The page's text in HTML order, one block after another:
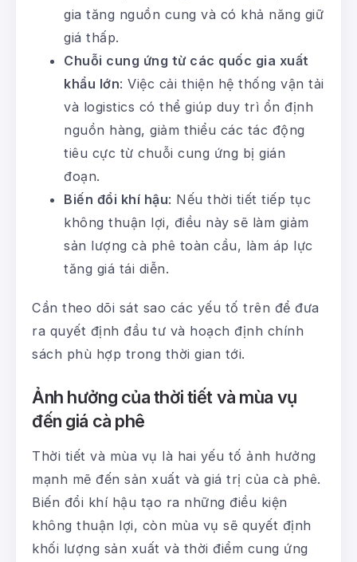
gia tăng nguồn cung và có khả năng giữ
giá thấp.
Chuỗi cung ứng từ các quốc gia xuất
khẩu lớn: Việc cải thiện hệ thống vận tải
và logistics có thể giúp duy trì ổn định
nguồn hàng, giảm thiểu các tác động
tiêu cực từ chuỗi cung ứng bị gián
đoạn.
Biến đổi khí hậu: Nếu thời tiết tiếp tục
không thuận lợi, điều này sẽ làm giảm
sản lượng cà phê toàn cầu, làm áp lực
tăng giá tái diễn.
Cần theo dõi sát sao các yếu tố trên để đưa
ra quyết định đầu tư và hoạch định chính
sách phù hợp trong thời gian tới.
Ảnh hưởng của thời tiết và mùa vụ
đến giá cà phê
Thời tiết và mùa vụ là hai yếu tố ảnh hưởng
mạnh mẽ đến sản xuất và giá trị của cà phê.
Biến đổi khí hậu tạo ra những điều kiện
không thuận lợi, còn mùa vụ sẽ quyết định
khối lượng sản xuất và thời điểm cung ứng